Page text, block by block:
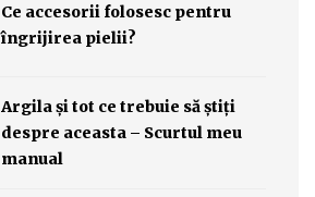
Ce accesorii folosesc pentru
îngrijirea pielii?
Argila şi tot ce trebuie să ştiţi
despre aceasta – Scurtul meu
manual